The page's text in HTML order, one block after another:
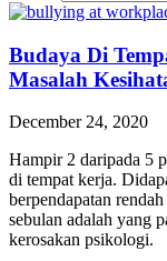
Budaya Di
Masalah
December 24, 2020
Hampir 2 daripada 5
di tempat kerja.
berpendapatan
sebulan adalah yang
kerosakan psikologi.